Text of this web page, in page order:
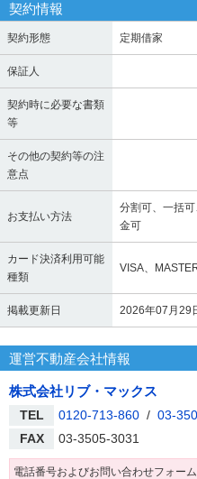
契約情報
契約形態 定期借家
保証人
契約時に必要な書類
等
その他の契約等の注
意点
お支払い方法
分割可、一括
金可
カード決済利用可能
種類
VISA、
掲載更新日 2026年07月29
運営不動産会社情報
株式会社リブ・マックス
TEL 0120-713-860 / 03-
FAX
03-3505-3031
電話番号およびお問い合わせフォー